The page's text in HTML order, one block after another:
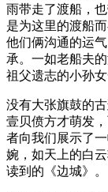
雨带走了渡船，
是为这里的渡船
他们俩沟通的运
承。一如老船夫
祖父遗志的小孙
没有大张旗鼓的
壹贝偾方才萌发
者向我们展示了
婉，如天上的白
读到的《边城》。